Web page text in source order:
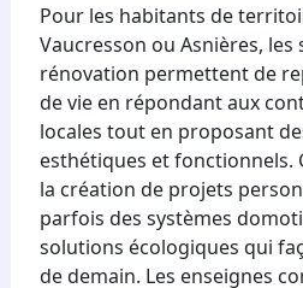
Pour les habitants de
Vaucresson ou Asnières, les
rénovation permettent de
de vie en répondant aux
locales tout en proposant
esthétiques et fonctionnels.
la création de projets
parfois des systèmes
solutions écologiques qui
de demain. Les enseignes